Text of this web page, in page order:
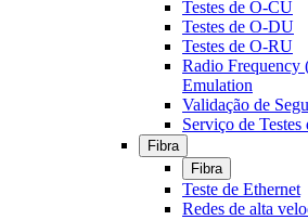
Testes de O-CU
Testes de O-DU
Testes de O-RU
Radio Frequency
Emulation
Validação de
Serviço de Testes
Fibra
Fibra
Teste de Ethernet
Redes de alta